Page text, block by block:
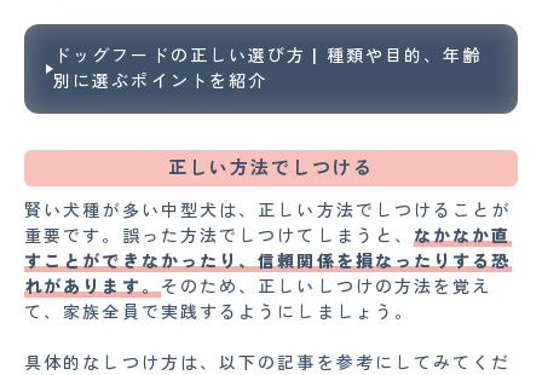
ドッグフードの正しい選び方 | 種類や目的、年齢
別に選ぶポイントを紹介
正しい方法でしつける
賢い犬種が多い中型犬は、正しい方法でしつけることが
重要です。誤った方法でしつけてしまうと、 なかなか直
すことができなかったり、信頼関係を損なったりする恐
れがあります。そのため、正しいしつけの方法を覚え
て、家族全員で実践するようにしましょう。
具体的なしつけ方は、以下の記事を参考にしてみてくだ